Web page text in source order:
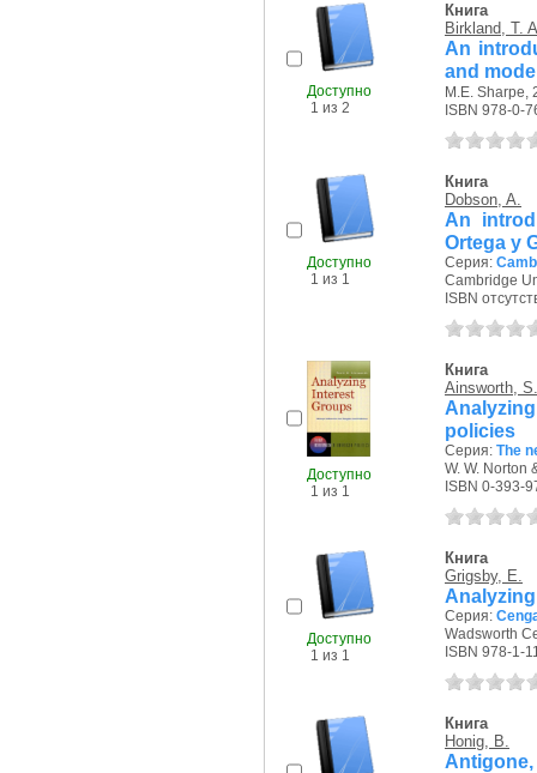
Доступно
1 из 2
Книга
Birkland, T.
An
and
M.E. Sharpe,
ISBN 978-0-
Доступно
1 из 1
Книга
Dobson, A.
An
Ortega y
Серия:
Cambridge
ISBN
Доступно
1 из 1
Книга
Ainsworth,
policies
Серия: The
W. W. Norton
ISBN 0-393-
Доступно
1 из 1
Книга
Grigsby, E.
Серия:
Wadsworth
ISBN 978-1-
Книга
Honig, B.